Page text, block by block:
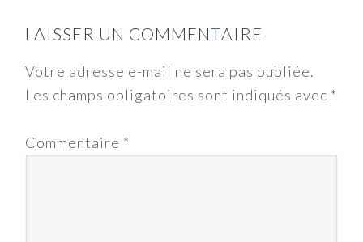
LAISSER UN COMMENTAIRE
Votre adresse e-mail ne sera pas publiée.
Les champs obligatoires sont indiqués avec *
Commentaire *